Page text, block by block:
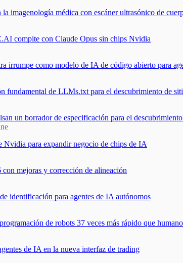
imagenología médica con escáner ultrasónico de
compite con Claude Opus sin chips Nvidia
irrumpe como modelo de IA de código abierto para
fundamental de LLMs.txt para el descubrimiento de
un borrador de especificación para el
Nvidia para expandir negocio de chips de IA
mejoras y corrección de alineación
identificación para agentes de IA autónomos
de robots 37 veces más rápido que
de IA en la nueva interfaz de trading